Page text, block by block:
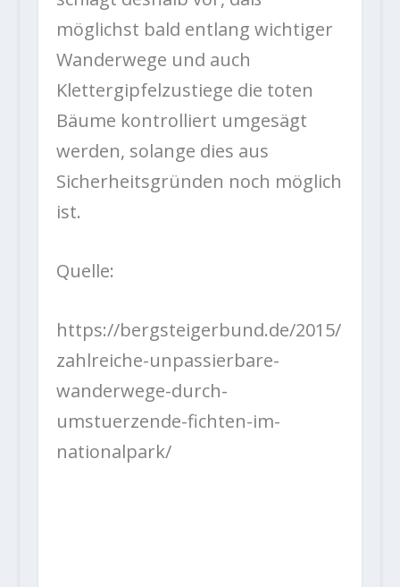
möglichst bald entlang wichtiger
Wanderwege und auch
Klettergipfelzustiege die toten
Bäume kontrolliert umgesägt
werden, solange dies aus
Sicherheitsgründen noch möglich
ist.
Quelle:
https://bergsteigerbund.de/2015/
zahlreiche-unpassierbare-
wanderwege-durch-
umstuerzende-fichten-im-
nationalpark/